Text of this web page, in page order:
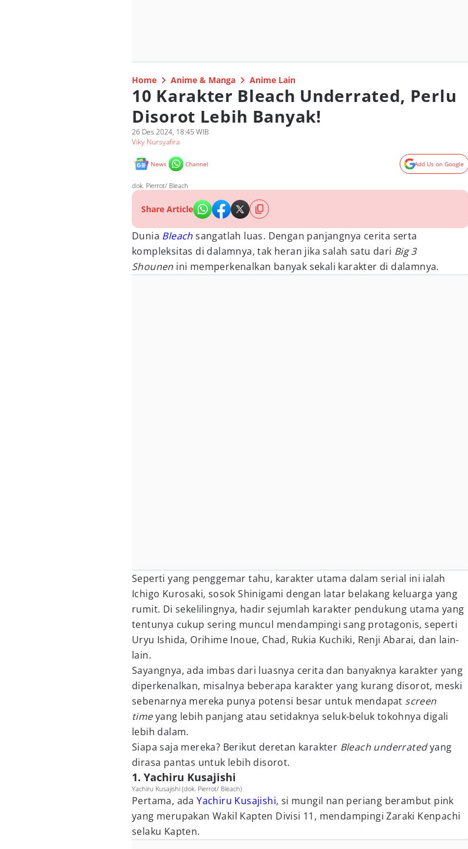
Home Anime & Manga Anime Lain
10 Karakter Bleach Underrated, Perlu
Disorot Lebih Banyak!
26 Des 2024, 18:45 WIB
Viky Nursyafira
News Channel Add Us on Google
dok. Pierrot/ Bleach
Share Article
Dunia Bleach sangatlah luas. Dengan panjangnya cerita serta
kompleksitas di dalamnya, tak heran jika salah satu dari Big 3
Shounen ini memperkenalkan banyak sekali karakter di dalamnya.
Seperti yang penggemar tahu, karakter utama dalam serial ini ialah
Ichigo Kurosaki, sosok Shinigami dengan latar belakang keluarga yang
rumit. Di sekelilingnya, hadir sejumlah karakter pendukung utama yang
tentunya cukup sering muncul mendampingi sang protagonis, seperti
Uryu Ishida, Orihime Inoue, Chad, Rukia Kuchiki, Renji Abarai, dan lain-
lain.
Sayangnya, ada imbas dari luasnya cerita dan banyaknya karakter yang
diperkenalkan, misalnya beberapa karakter yang kurang disorot, meski
sebenarnya mereka punya potensi besar untuk mendapat screen
timeyang lebih panjang atau setidaknya seluk-beluk tokohnya digali
lebih dalam.
Siapa saja mereka? Berikut deretan karakter Bleach underratedyang
dirasa pantas untuk lebih disorot.
1. Yachiru Kusajishi
Yachiru Kusajishi (dok. Pierrot/ Bleach)
Pertama, adaYachiru Kusajishi, si mungil nan periang berambut pink
yang merupakan Wakil Kapten Divisi 11, mendampingi Zaraki Kenpachi
selaku Kapten.